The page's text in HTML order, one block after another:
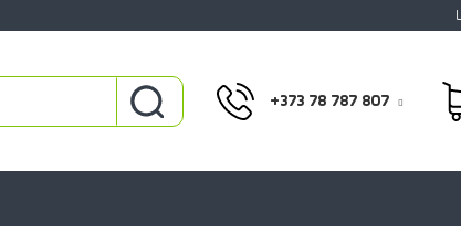
+373 78 787 807